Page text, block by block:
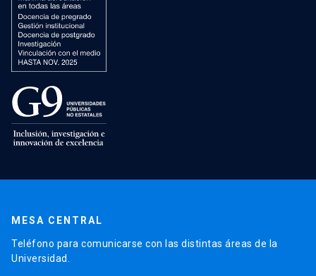
MESA CENTRAL
Teléfono para comunicarse con las distintas áreas de la
Universidad.